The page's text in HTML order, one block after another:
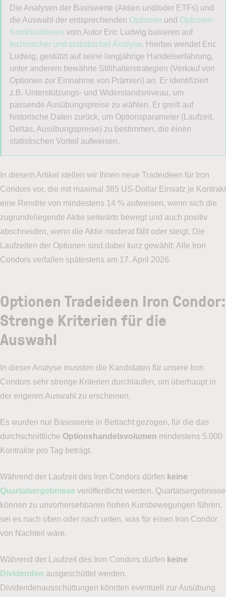
Die Analysen der Basiswerte (Aktien und/oder ETFs) und
die Auswahl der entsprechenden Optionen und Optionen-
Kombinationen vom Autor Eric Ludwig basieren auf
technischer und statistischer Analyse. Hierbei wendet Eric
Ludwig, gestützt auf seine langjährige Handelserfahrung,
unter anderem bewährte Stillhalterstrategien (Verkauf von
Optionen zur Einnahme von Prämien) an. Er identifiziert
z.B. Unterstützungs- und Widerstandsniveau, um
passende Ausübungspreise zu wählen. Er greift auf
historische Daten zurück, um Optionsparameter (Laufzeit,
Deltas, Ausübungspreise) zu bestimmen, die einen
statistischen Vorteil aufweisen.
In diesem Artikel stellen wir Ihnen neue Tradeideen für Iron
Condors vor, die mit maximal 385 US-Dollar Einsatz je Kontrakt
eine Rendite von mindestens 14 % aufweisen, wenn sich die
zugrundeliegende Aktie seitwärts bewegt und auch positiv
abschneiden, wenn die Aktie moderat fällt oder steigt. Die
Laufzeiten der Optionen sind dabei kurz gewählt: Alle Iron
Condors verfallen spätestens am 17. April 2026.
Optionen Tradeideen Iron Condor:
Strenge Kriterien für die
Auswahl
In dieser Analyse mussten die Kandidaten für unsere Iron
Condors sehr strenge Kriterien durchlaufen, um überhaupt in
der engeren Auswahl zu erscheinen.
Es wurden nur Basiswerte in Betracht gezogen, für die das
durchschnittliche Optionshandelsvolumen mindestens 5.000
Kontrakte pro Tag beträgt.
Während der Laufzeit des Iron Condors dürfen keine
Quartalsergebnisse veröffentlicht werden. Quartalsergebnisse
können zu unvorhersehbaren hohen Kursbewegungen führen,
sei es nach oben oder nach unten, was für einen Iron Condor
von Nachteil wäre.
Während der Laufzeit des Iron Condors dürfen keine
Dividenden ausgeschüttet werden.
Dividendenausschüttungen könnten eventuell zur Ausübung